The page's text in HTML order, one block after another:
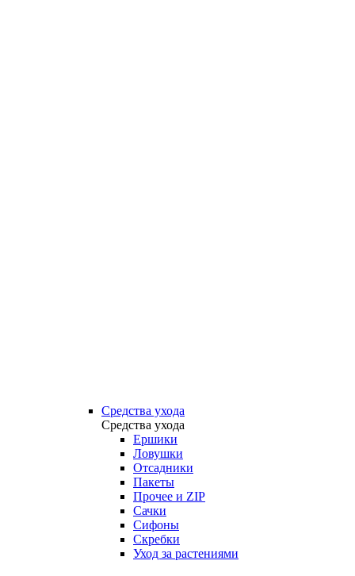
Средства ухода
Средства ухода
Ершики
Ловушки
Отсадники
Пакеты
Прочее и ZIP
Сачки
Сифоны
Скребки
Уход за растениями